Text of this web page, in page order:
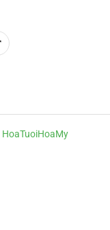
HoaTuoiHoaMy